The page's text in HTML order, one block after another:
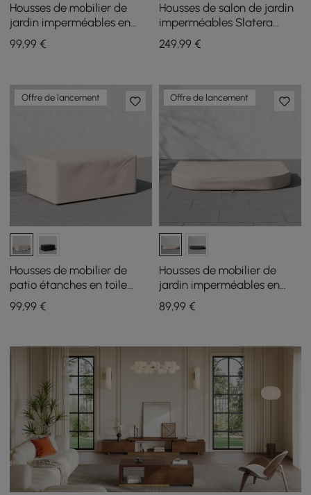
Housses de mobilier de
jardin imperméables en
toile robuste Tevara
Outdoor 600D coloris ivoire
99,99 €
Housses de salon de jardin
imperméables Slatera
Outdoor 600D en toile
robuste, coloris ivoire
249,99€
Offre de lancement
Housses de mobilier de
patio étanches en toile
robuste Tevara Outdoor
600D de couleur ivoire
99,99 €
Offre de lancement
Housses de mobilier de
jardin imperméables en
toile robuste 600D Tevara
Outdoor de couleur ivoire
89,99€